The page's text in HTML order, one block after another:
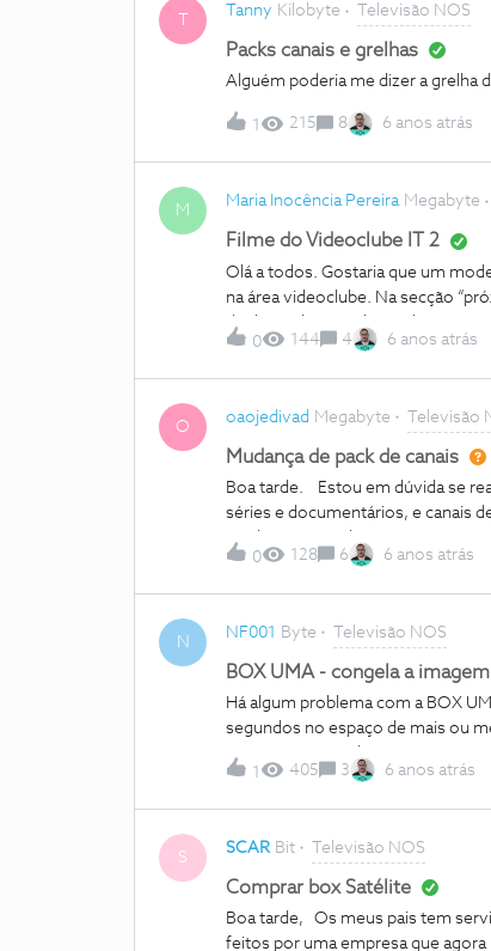
Tanny Kilobyte Televisão NOS
Packs canais e grelhas
Alguém poderia me dizer a grelha
1 215 8 6 anos atrás
M
Maria Inocência Pereira Megabyte
Filme do Videoclube IT 2
Olá a todos. Gostaria que um
na área videoclube. Na secção
validade no dia 23 de dezembro.
0 144 4 6 anos atrás
O
oaojedivad Megabyte Televisão
Mudança de pack de canais
Boa tarde. Estou em dúvida se
séries e documentários, e canais
dois Pack’s que referi em cima, o
0 128 6 6 anos atrás
N
NF001 Byte Televisão NOS
BOX UMA - congela a imagem
Há algum problema com a BOX
segundos no espaço de mais ou
1
405 3 6 anos atrás
S
SCAR Bit Televisão NOS
Comprar box Satélite
Boa tarde, Os meus pais tem
feitos por uma empresa que agora